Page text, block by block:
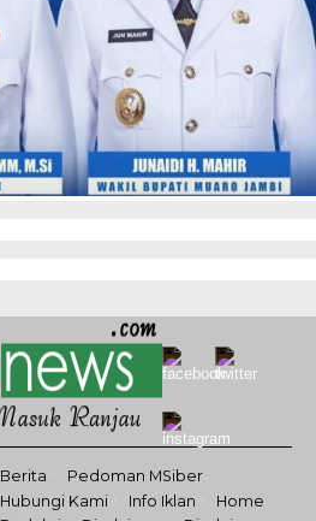
Berita
Pedoman MSiber
Hubungi Kami
Info Iklan
Home